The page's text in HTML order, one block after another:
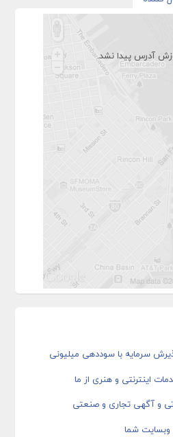
آدرس پیدا نشد.
سرمایه با سوددهی میلیونی
اینترنتی و هنری از ما
و آگهی تجاری و صنعتی
شما